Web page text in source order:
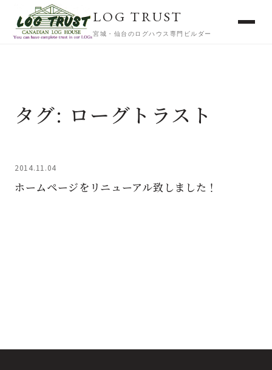
LOG TRUST
宮城・仙台のログハウス専門ビルダー
タグ: ローグトラスト
2014.11.04
ホームページをリニューアル致しました！